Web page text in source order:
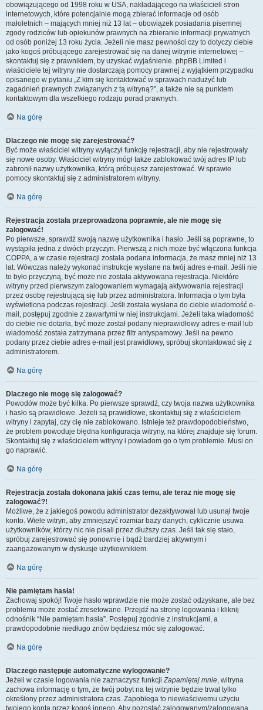
obowiązującego od 1998 roku w USA, nakładającego na właścicieli stron
internetowych, które potencjalnie mogą zbierać informacje od osób
małoletnich – mających mniej niż 13 lat – obowiązek posiadania pisemnej
zgody rodziców lub opiekunów prawnych na zbieranie informacji prywatnych
od osób poniżej 13 roku życia. Jeżeli nie masz pewności czy to dotyczy ciebie
jako kogoś próbującego zarejestrować się na danej witrynie internetowej –
skontaktuj się z prawnikiem, by uzyskać wyjaśnienie. phpBB Limited i
właściciele tej witryny nie dostarczają pomocy prawnej z wyjątkiem przypadku
opisanego w pytaniu „Z kim się kontaktować w sprawach nadużyć lub
zagadnień prawnych związanych z tą witryną?”, a także nie są punktem
kontaktowym dla wszelkiego rodzaju porad prawnych.
Na górę
Dlaczego nie mogę się zarejestrować?
Być może właściciel witryny wyłączył funkcję rejestracji, aby nie rejestrowały
się nowe osoby. Właściciel witryny mógł także zablokować twój adres IP lub
zabronił nazwy użytkownika, którą próbujesz zarejestrować. W sprawie
pomocy skontaktuj się z administratorem witryny.
Na górę
Rejestracja została przeprowadzona poprawnie, ale nie mogę się
zalogować!
Po pierwsze, sprawdź swoją nazwę użytkownika i hasło. Jeśli są poprawne, to
wystąpiła jedna z dwóch przyczyn. Pierwszą z nich może być włączona funkcja
COPPA, a w czasie rejestracji została podana informacja, że masz mniej niż 13
lat. Wówczas należy wykonać instrukcje wysłane na twój adres e-mail. Jeśli nie
to było przyczyną, być może nie została aktywowana rejestracja. Niektóre
witryny przed pierwszym zalogowaniem wymagają aktywowania rejestracji
przez osobę rejestrującą się lub przez administratora. Informacja o tym była
wyświetlona podczas rejestracji. Jeśli została wysłana do ciebie wiadomość e-
mail, postępuj zgodnie z zawartymi w niej instrukcjami. Jeżeli taka wiadomość
do ciebie nie dotarła, być może został podany nieprawidłowy adres e-mail lub
wiadomość została zatrzymana przez filtr antyspamowy. Jeśli na pewno
podany przez ciebie adres e-mail jest prawidłowy, spróbuj skontaktować się z
administratorem.
Na górę
Dlaczego nie mogę się zalogować?
Powodów może być kilka. Po pierwsze sprawdź, czy twoja nazwa użytkownika
i hasło są prawidłowe. Jeżeli są prawidłowe, skontaktuj się z właścicielem
witryny i zapytaj, czy cię nie zablokowano. Istnieje też prawdopodobieństwo,
że problem powoduje błędna konfiguracja witryny, na której znajduje się forum.
Skontaktuj się z właścicielem witryny i powiadom go o tym problemie. Musi on
go naprawić.
Na górę
Rejestracja została dokonana jakiś czas temu, ale teraz nie mogę się
zalogować?!
Możliwe, że z jakiegoś powodu administrator dezaktywował lub usunął twoje
konto. Wiele witryn, aby zmniejszyć rozmiar bazy danych, cyklicznie usuwa
użytkowników, którzy nic nie pisali przez dłuższy czas. Jeśli tak się stało,
spróbuj zarejestrować się ponownie i bądź bardziej aktywnym i
zaangażowanym w dyskusje użytkownikiem.
Na górę
Nie pamiętam hasła!
Zachowaj spokój! Twoje hasło wprawdzie nie może zostać odzyskane, ale bez
problemu może zostać zresetowane. Przejdź na stronę logowania i kliknij
odnośnik “Nie pamiętam hasła”. Postępuj zgodnie z instrukcjami, a
prawdopodobnie niedługo znów będziesz móc się zalogować.
Na górę
Dlaczego następuje automatyczne wylogowanie?
Jeżeli w czasie logowania nie zaznaczysz funkcjiZapamiętaj mnie, witryna
zachowa informację o tym, że twój pobyt na tej witrynie będzie trwał tylko
określony przez administratora czas. Zapobiega to niewłaściwemu użyciu
twojego konta przez kogoś innego. Aby pozostać zalogowanym/zalogowaną,